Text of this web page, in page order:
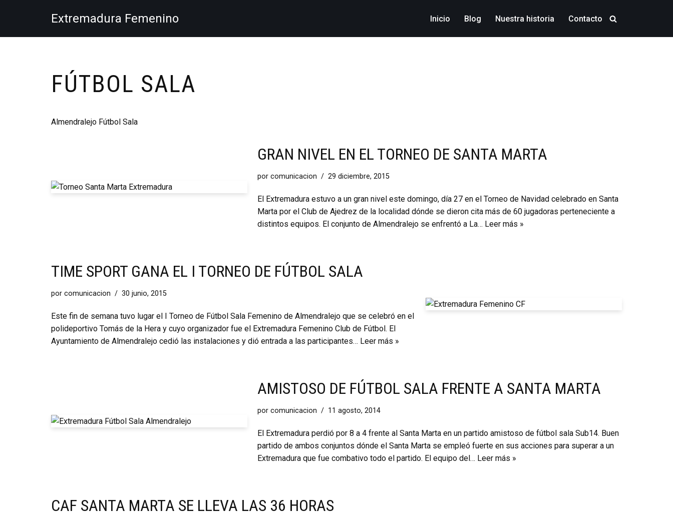
al
Extremadura Femenino Inicio Blog Nuestra historia Contacto
FÚTBOL SALA
Almendralejo Fútbol Sala
GRAN NIVEL EN EL TORNEO DE SANTA MARTA
por comunicacion 29 diciembre, 2015
El Extremadura estuvo a un gran nivel este domingo, día 27 en el Torneo de Navidad celebrado en Santa
Marta por el Club de Ajedrez de la localidad dónde se dieron cita más de 60 jugadoras perteneciente a
distintos equipos. El conjunto de Almendralejo se enfrentó a La… Leer más »
TIME SPORT GANA EL I TORNEO DE FÚTBOL SALA
por comunicacion 30 junio, 2015
Este fin de semana tuvo lugar el I Torneo de Fútbol Sala Femenino de Almendralejo que se celebró en el
polideportivo Tomás de la Hera y cuyo organizador fue el Extremadura Femenino Club de Fútbol. El
Ayuntamiento de Almendralejo cedió las instalaciones y dió entrada a las participantes… Leer más »
AMISTOSO DE FÚTBOL SALA FRENTE A SANTA MARTA
por comunicacion 11 agosto, 2014
El Extremadura perdió por 8 a 4 frente al Santa Marta en un partido amistoso de fútbol sala Sub14. Buen
partido de ambos conjuntos dónde el Santa Marta se empleó fuerte en sus acciones para superar a un
Extremadura que fue combativo todo el partido. El equipo del… Leer más »
CAF SANTA MARTA SE LLEVA LAS 36 HORAS